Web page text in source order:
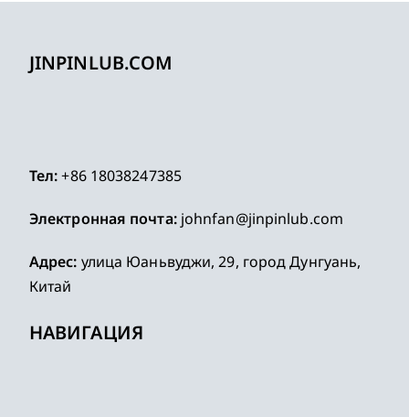
JINPINLUB.COM
Тел:+86 18038247385
Электронная почта: johnfan@jinpinlub.com
Адрес: улица Юаньвуджи, 29, город Дунгуань,
Китай
НАВИГАЦИЯ